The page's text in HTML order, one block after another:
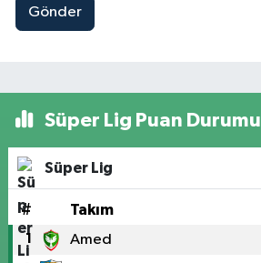
Gönder
Süper Lig Puan Durumu
Süper Lig
# Takım
1 Amed